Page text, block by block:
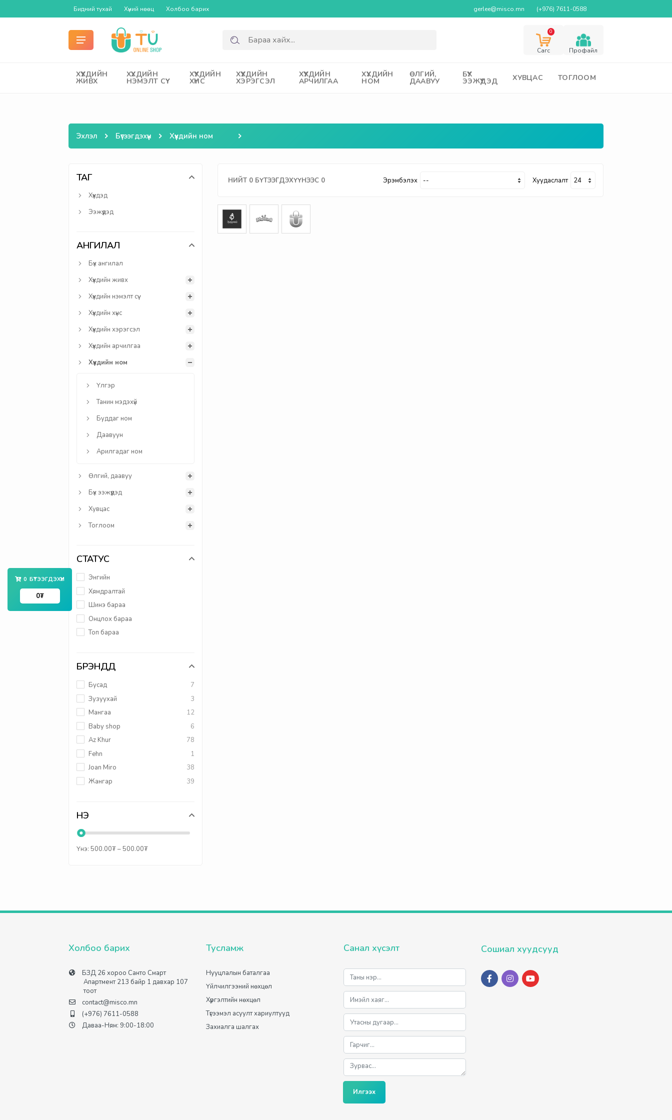
Бидний тухай Хүний нөөц Холбоо барих gerlee@misco.mn (+976) 7611-0588
0
Cагс Профайл
ХҮҮХДИЙН
ЖИВХ
ХҮҮХДИЙН
НЭМЭЛТ СҮҮ
ХҮҮХДИЙН
ХҮНС
ХҮҮХДИЙН
ХЭРЭГСЭЛ
ХҮҮХДИЙН
АРЧИЛГАА
ХҮҮХДИЙН
НОМ
ӨЛГИЙ,
ДААВУУ
БҮХ
ЭЭЖҮҮДЭД ХУВЦАС ТОГЛООМ
Эхлэл Бүтээгдэхүүн Хүүхдийн ном
ТАГ
Хүүхдэд
Ээжүүдэд
АНГИЛАЛ
Бүх ангилал
Хүүхдийн живх
Хүүхдийн нэмэлт сүү
Хүүхдийн хүнс
Хүүхдийн хэрэгсэл
Хүүхдийн арчилгаа
Хүүхдийн ном
Үлгэр
Танин мэдэхүй
Буддаг ном
Даавуун
Арилгадаг ном
Өлгий, даавуу
Бүх ээжүүдэд
Хувцас
Тоглоом
СТАТУС
Энгийн
Хямдралтай
Шинэ бараа
Онцлох бараа
Топ бараа
БРЭНДҮҮД
Бусад
7
Зузуухай
3
Мангаа
12
Baby shop
6
Az Khur
78
Fehn
1
Joan Miro
38
Жангар
39
ҮНЭ
Үнэ: 500.00₮– 500.00₮
НИЙТ 0 БҮТЭЭГДЭХҮҮНЭЭС 0 Эрэмбэлэх Хуудаслалт
Холбоо барих
БЗД 26 хороо Санто Смарт
Апартмент 213 байр 1 давхар 107
тоот
contact@misco.mn
(+976) 7611-0588
Даваа-Ням: 9:00-18:00
Тусламж
Нууцлалын баталгаа
Үйлчилгээний нөхцөл
Хүргэлтийн нөхцөл
Түгээмэл асуулт хариултууд
Захиалга шалгах
Санал хүсэлт
Илгээх
Сошиал хуудсууд
0 БҮТЭЭГДЭХҮҮН
0₮